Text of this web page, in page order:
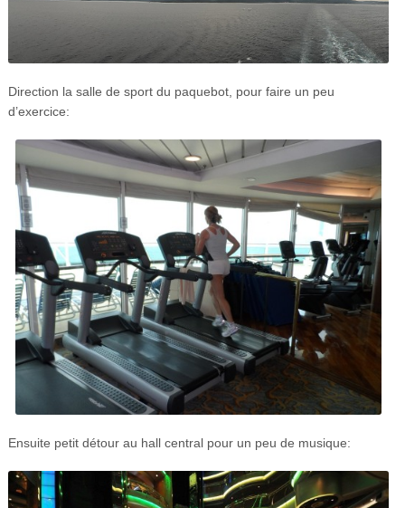
Direction la salle de sport du paquebot, pour faire un peu
d’exercice:
Ensuite petit détour au hall central pour un peu de musique: